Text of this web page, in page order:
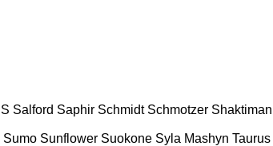
Salford Saphir Schmidt Schmotzer Shaktiman
Sumo Sunflower Suokone Syla Mashyn Taurus